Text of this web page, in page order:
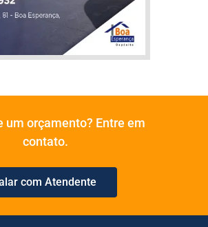
um orçamento? Entre em
contato.
com Atendente